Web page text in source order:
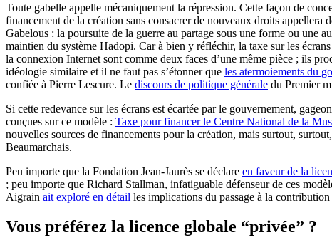
Toute gabelle appelle mécaniquement la répression. Cette façon de
financement de la création sans consacrer de nouveaux droits appellera
Gabelous : la poursuite de la guerre au partage sous une forme ou une
maintien du système Hadopi. Car à bien y réfléchir, la taxe sur les
la connexion Internet sont comme deux faces d’une même pièce ; ils
idéologie similaire et il ne faut pas s’étonner que les atermoiements du
confiée à Pierre Lescure. Le discours de politique générale du Premier
Si cette redevance sur les écrans est écartée par le gouvernement,
conçues sur ce modèle : Taxe pour financer le Centre National de la
nouvelles sources de financements pour la création, mais surtout,
Beaumarchais.
Peu importe que la Fondation Jean-Jaurès se déclare en faveur de la
; peu importe que Richard Stallman, infatiguable défenseur de ces
Aigrain ait exploré en détail les implications du passage à la
Vous préférez la licence globale “privée” ?